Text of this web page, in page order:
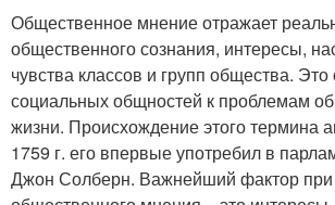
Общественное мнение отражает
общественного сознания, интересы,
чувства классов и групп общества.
социальных общностей к проблемам
жизни. Происхождение этого термина
1759 г. его впервые употребил в
Джон Солберн. Важнейший фактор